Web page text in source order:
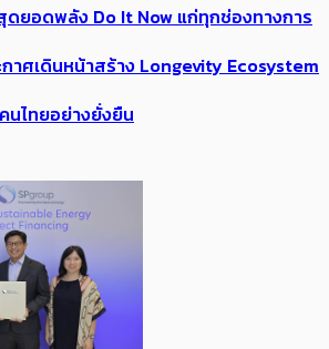
ยอดพลัง Do It Now แก่ทุกช่องทางการ
าศเดินหน้าสร้าง Longevity Ecosystem
ไทยอย่างยั่งยืน